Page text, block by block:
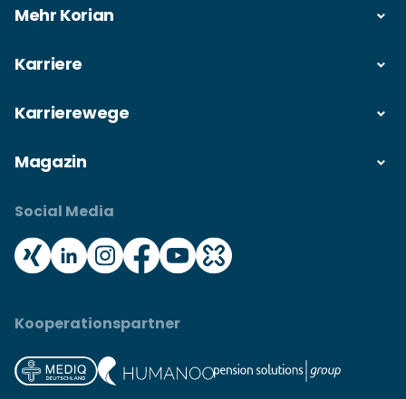
Mehr Korian
Karriere
Karrierewege
Magazin
Social Media
Kooperationspartner